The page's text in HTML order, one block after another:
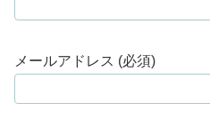
メールアドレス (必須)